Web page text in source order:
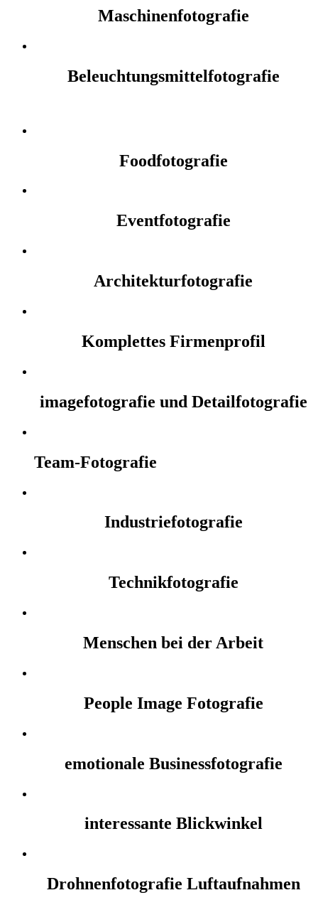
Maschinenfotografie
Beleuchtungsmittelfotografie
Foodfotografie
Eventfotografie
Architekturfotografie
Komplettes Firmenprofil
imagefotografie und Detailfotografie
Team-Fotografie
Industriefotografie
Technikfotografie
Menschen bei der Arbeit
People Image Fotografie
emotionale Businessfotografie
interessante Blickwinkel
Drohnenfotografie Luftaufnahmen